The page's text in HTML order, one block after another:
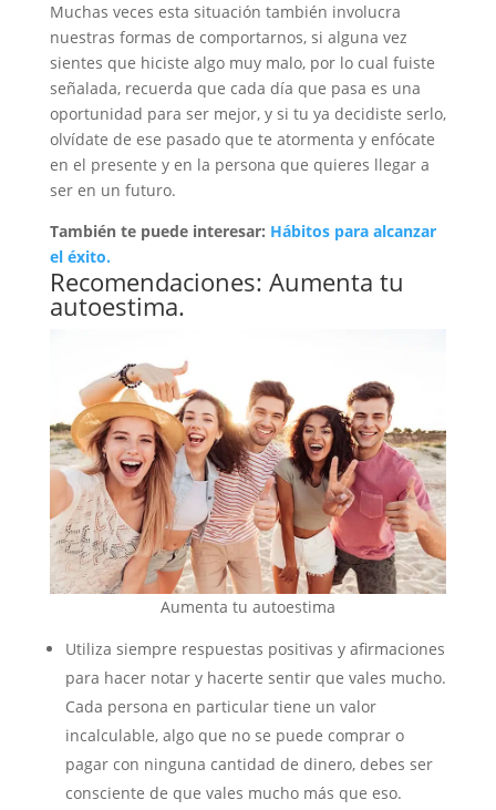
Muchas veces esta situación también involucra
nuestras formas de comportarnos, si alguna vez
sientes que hiciste algo muy malo, por lo cual fuiste
señalada, recuerda que cada día que pasa es una
oportunidad para ser mejor, y si tu ya decidiste serlo,
olvídate de ese pasado que te atormenta y enfócate
en el presente y en la persona que quieres llegar a
ser en un futuro.
También te puede interesar: Hábitos para alcanzar
el éxito.
Recomendaciones: Aumenta tu
autoestima.
Aumenta tu autoestima
Utiliza siempre respuestas positivas y afirmaciones
para hacer notar y hacerte sentir que vales mucho.
Cada persona en particular tiene un valor
incalculable, algo que no se puede comprar o
pagar con ninguna cantidad de dinero, debes ser
consciente de que vales mucho más que eso.